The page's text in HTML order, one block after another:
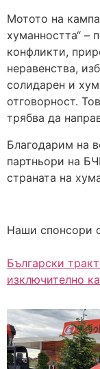
Мотото на
хуманността“ –
конфликти,
неравенства,
солидарен и
отговорност.
трябва да
Благодарим на
партньори на
страната на
Наши спонсори
Български
изключително